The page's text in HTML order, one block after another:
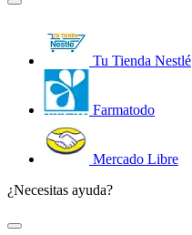
Tu Tienda Nestlé
Farmatodo
Mercado Libre
¿Necesitas ayuda?